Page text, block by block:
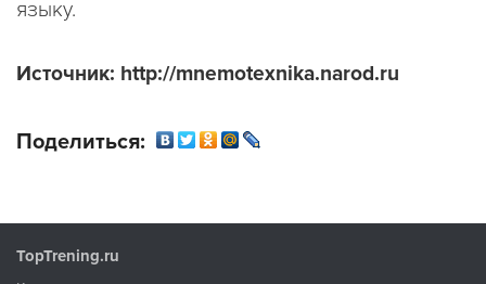
языку.
Источник: http://mnemotexnika.narod.ru
Поделиться:
TopTrening.ru